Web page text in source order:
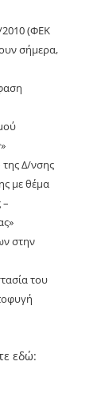
2010 (ΦΕΚ
σήμερα,
Δ/νσης
με θέμα
–
στην
του
εδώ: